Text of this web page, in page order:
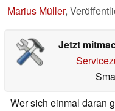
Marius Müller,
Jetzt
Wer sich einmal daran